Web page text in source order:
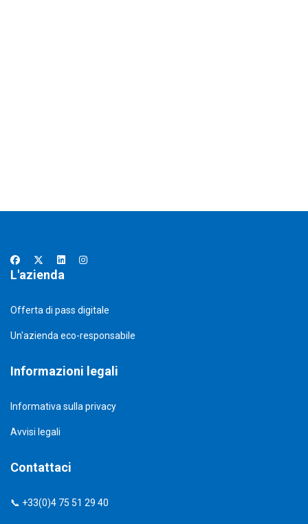
L'azienda
Offerta di pass digitale
Un'azienda eco-responsabile
Informazioni legali
Informativa sulla privacy
Avvisi legali
Contattaci
📞 +33(0)4 75 51 29 40